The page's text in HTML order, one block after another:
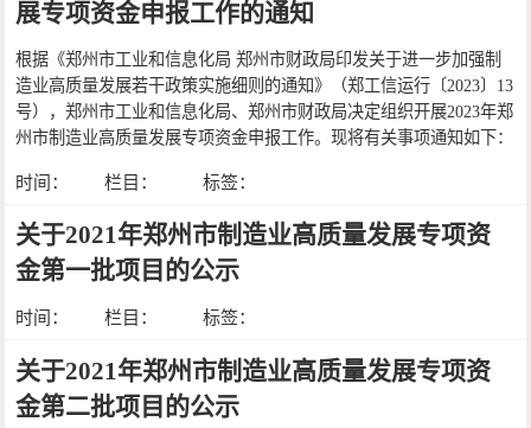
展专项资金申报工作的通知
根据《郑州市工业和信息化局 郑州市财政局印发关于进一步加强制
造业高质量发展若干政策实施细则的通知》（郑工信运行〔2023〕13
号），郑州市工业和信息化局、郑州市财政局决定组织开展2023年郑
州市制造业高质量发展专项资金申报工作。现将有关事项通知如下：
时间： 栏目： 标签：
关于2021年郑州市制造业高质量发展专项资
金第一批项目的公示
时间： 栏目： 标签：
关于2021年郑州市制造业高质量发展专项资
金第二批项目的公示